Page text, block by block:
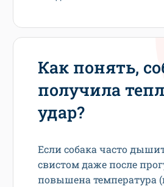
Как понять,
получила
удар?
Если собака часто
свистом даже после
повышена температура